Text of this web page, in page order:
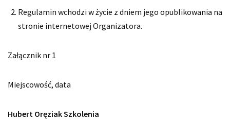
Regulamin wchodzi w życie z dniem jego opublikowania na
stronie internetowej Organizatora.
Załącznik nr 1
Miejscowość, data
Hubert Oręziak Szkolenia